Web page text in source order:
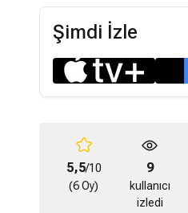
Şimdi İzle
5,5/10
(6 Oy)
9
kullanıcı
izledi